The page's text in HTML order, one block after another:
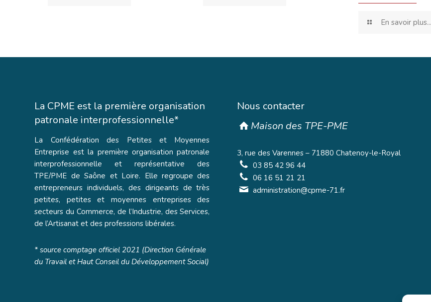
En savoir plus...
La CPME est la première organisation
patronale interprofessionnelle*
La Confédération des Petites et Moyennes
Entreprise est la première organisation patronale
interprofessionnelle et représentative des
TPE/PME de Saône et Loire. Elle regroupe des
entrepreneurs individuels, des dirigeants de très
petites, petites et moyennes entreprises des
secteurs du Commerce, de l’Industrie, des Services,
de l’Artisanat et des professions libérales.
* source comptage officiel 2021 (Direction Générale
du Travail et Haut Conseil du Développement Social)
Nous contacter
Maison des TPE-PME
3, rue des Varennes – 71880 Chatenoy-le-Royal
03 85 42 96 44
06 16 51 21 21
administration@cpme-71.fr